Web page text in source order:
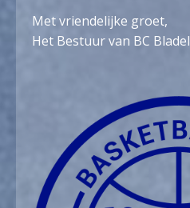
Met vriendelijke groet,
Het Bestuur van BC Bladel